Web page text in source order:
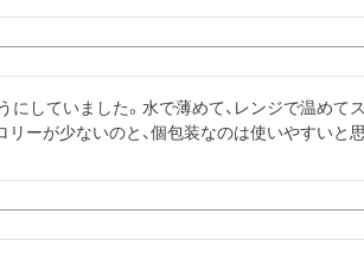
していました。水で薄めて、レンジで温めて
ーが少ないのと、個包装なのは使いやすいと思